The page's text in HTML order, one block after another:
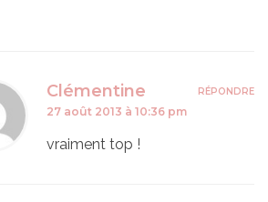
Clémentine
27 août 2013 à 10:36 pm
vraiment top !
RÉPONDRE